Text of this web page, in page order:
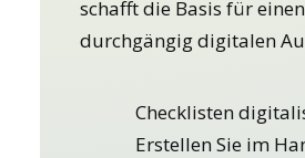
schafft die Basis für einen
durchgängig digitalen
Checklisten
Erstellen Sie im